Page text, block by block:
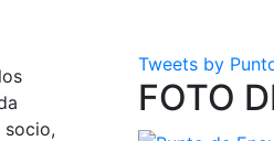
socio,
Tweets by
FOTO